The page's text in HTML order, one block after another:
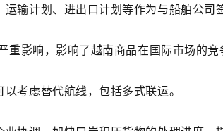
输计划、进出口计划等作为与船舶公司
影响，影响了越南商品在国际市场的竞
考虑替代航线，包括多式联运。